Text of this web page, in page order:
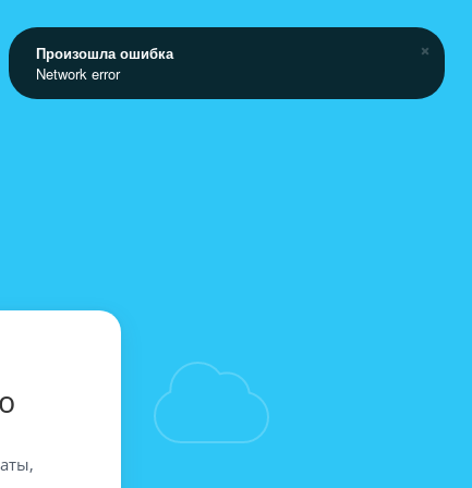
Произошла ошибка
Network error